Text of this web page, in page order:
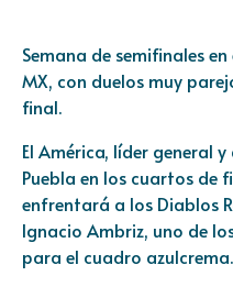
Semana de semifinales
MX, con duelos muy
final.
El América, líder general
Puebla en los cuartos de
enfrentará a los Diablos
Ignacio Ambriz, uno de
para el cuadro azulcrema.